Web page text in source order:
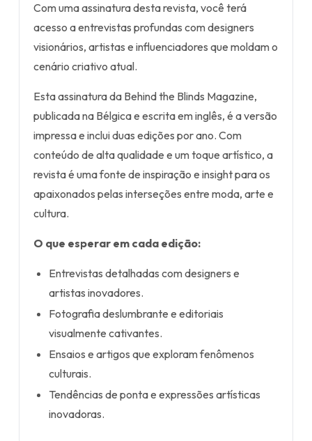
Com uma assinatura desta revista, você terá
acesso a entrevistas profundas com designers
visionários, artistas e influenciadores que moldam o
cenário criativo atual.
Esta assinatura da Behind the Blinds Magazine,
publicada na Bélgica e escrita em inglês, é a versão
impressa e inclui duas edições por ano. Com
conteúdo de alta qualidade e um toque artístico, a
revista é uma fonte de inspiração e insight para os
apaixonados pelas interseções entre moda, arte e
cultura.
O que esperar em cada edição:
Entrevistas detalhadas com designers e
artistas inovadores.
Fotografia deslumbrante e editoriais
visualmente cativantes.
Ensaios e artigos que exploram fenômenos
culturais.
Tendências de ponta e expressões artísticas
inovadoras.